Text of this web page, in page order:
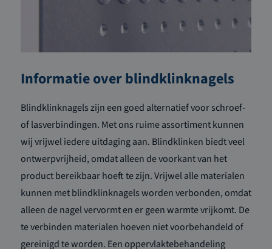
Informatie over blindklinknagels
Blindklinknagels zijn een goed alternatief voor schroef-
of lasverbindingen. Met ons ruime assortiment kunnen
wij vrijwel iedere uitdaging aan. Blindklinken biedt veel
ontwerpvrijheid, omdat alleen de voorkant van het
product bereikbaar hoeft te zijn. Vrijwel alle materialen
kunnen met blindklinknagels worden verbonden, omdat
alleen de nagel vervormt en er geen warmte vrijkomt. De
te verbinden materialen hoeven niet voorbehandeld of
gereinigd te worden. Een oppervlaktebehandeling